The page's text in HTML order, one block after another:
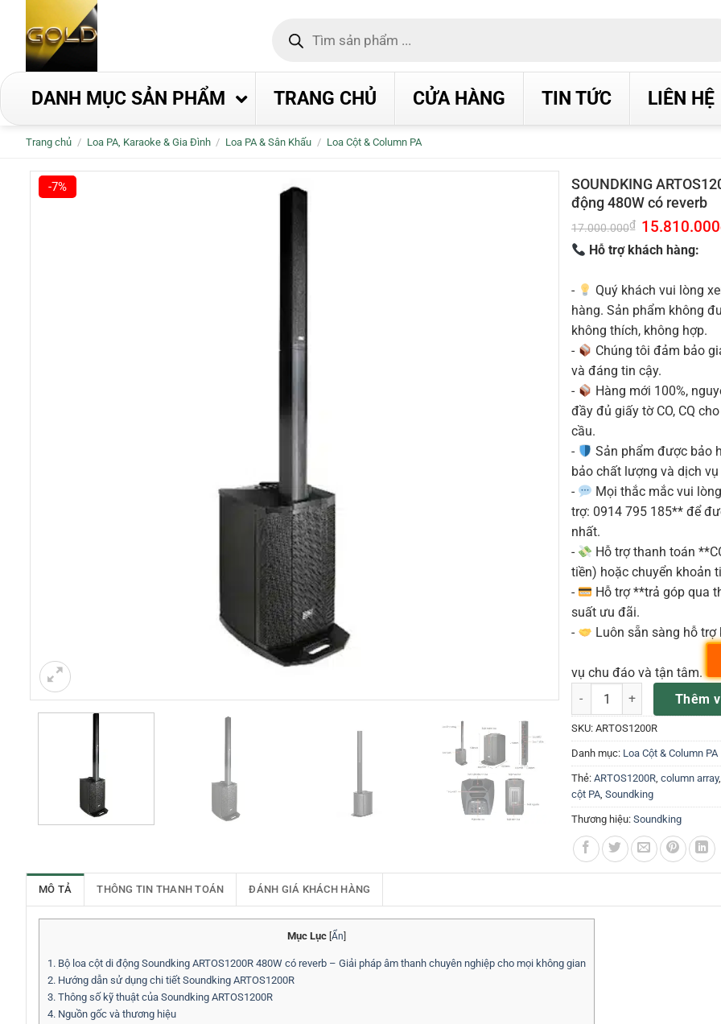
dung
kiếm
DANH MỤC SẢN PHẨM TRANG CHỦ CỬA HÀNG TIN TỨC LIÊN HỆ
Trang chủ / Loa PA, Karaoke & Gia Đình / Loa PA & Sân Khấu / Loa Cột & Column PA
-7%
SOUNDKING
động 480W có reverb
17.000.000₫ Giá
gốc
là:
17.000.000₫.
15.810.000
Hỗ trợ khách hàng:
-
Quý khách vui lòng
hàng. Sản phẩm không
không thích, không hợp.
-
Chúng tôi đảm bảo
và đáng tin cậy.
-
Hàng mới 100%,
đầy đủ giấy tờ CO, CQ
cầu.
-
Sản phẩm được bảo
bảo chất lượng và dịch
-
Mọi thắc mắc vui
trợ: 0914 795 185** để
nhất.
-
Hỗ trợ thanh toán
tiền) hoặc chuyển khoản
-
Hỗ trợ **trả góp qua
suất ưu đãi.
-
Luôn sẵn sàng hỗ
vụ chu đáo và tận tâm.
SOUNDKING ARTOS1200R
Thêm
SKU: ARTOS1200R
Danh mục: Loa Cột & Column PA
Thẻ: ARTOS1200R, column array,
cột PA, Soundking
Thương hiệu: Soundking
MÔ TẢ THÔNG TIN THANH TOÁN ĐÁNH GIÁ KHÁCH HÀNG
Mục Lục Ẩn
1. Bộ loa cột di động Soundking ARTOS1200R 480W có reverb – Giải pháp âm thanh chuyên nghiệp cho mọi không gian
2. Hướng dẫn sử dụng chi tiết Soundking ARTOS1200R
3. Thông số kỹ thuật của Soundking ARTOS1200R
4. Nguồn gốc và thương hiệu